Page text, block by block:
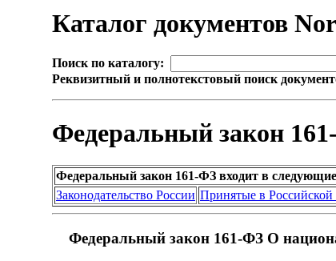
Каталог документов
Поиск по каталогу:
Реквизитный и полнотекстовый поиск
Федеральный закон
Федеральный закон 161-ФЗ входит в
Законодательство России Принятые в
Федеральный закон 161-ФЗ О